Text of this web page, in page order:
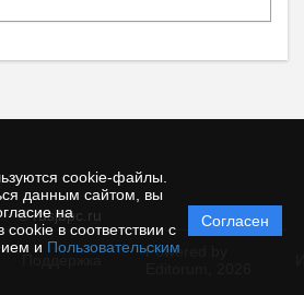
cookie-файлы.
данным сайтом, вы
на
в соответствии с
и Пользовательским
Согласен
© rusjbpc.ru
Powered by